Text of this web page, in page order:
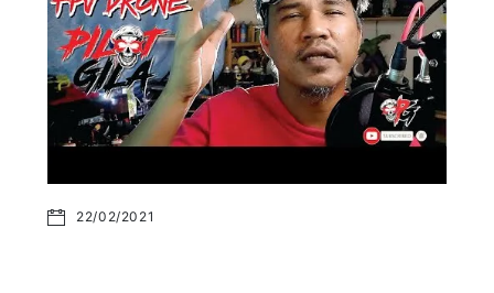
22/02/2021